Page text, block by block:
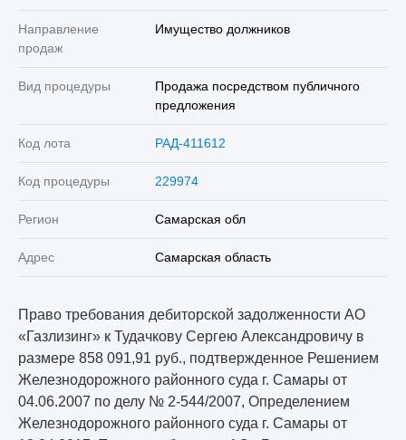
Направление
продаж
Имущество должников
Вид процедуры
Продажа посредством публичного
предложения
Код лота РАД-411612
Код процедуры 229974
Регион Самарская обл
Адрес Самарская область
Право требования дебиторской задолженности АО
«Газлизинг» к Тудачкову Сергею Александровичу в
размере 858 091,91 руб., подтвержденное Решением
Железнодорожного районного суда г. Самары от
04.06.2007 по делу № 2-544/2007, Определением
Железнодорожного районного суда г. Самары от